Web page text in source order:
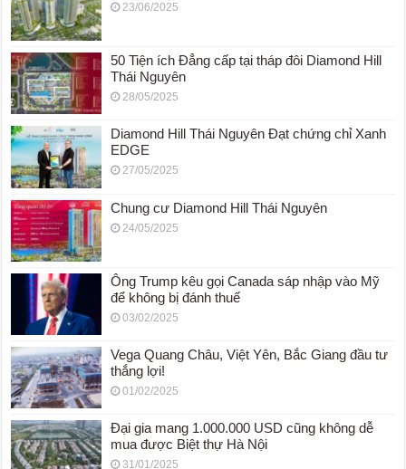
23/06/2025
50 Tiện ích Đẳng cấp tại tháp đôi Diamond Hill
Thái Nguyên
28/05/2025
Diamond Hill Thái Nguyên Đạt chứng chỉ Xanh
EDGE
27/05/2025
Chung cư Diamond Hill Thái Nguyên
24/05/2025
Ông Trump kêu gọi Canada sáp nhập vào Mỹ
để không bị đánh thuế
03/02/2025
Vega Quang Châu, Việt Yên, Bắc Giang đầu tư
thắng lợi!
01/02/2025
Đại gia mang 1.000.000 USD cũng không dễ
mua được Biệt thự Hà Nội
31/01/2025